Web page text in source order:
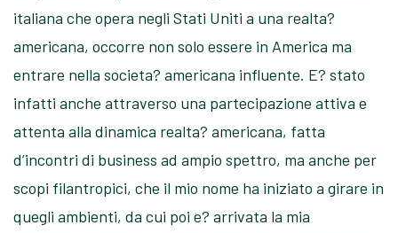
italiana che opera negli Stati Uniti a una realta?
americana, occorre non solo essere in America ma
entrare nella societa? americana influente. E? stato
infatti anche attraverso una partecipazione attiva e
attenta alla dinamica realta? americana, fatta
d’incontri di business ad ampio spettro, ma anche per
scopi filantropici, che il mio nome ha iniziato a girare in
quegli ambienti, da cui poi e? arrivata la mia